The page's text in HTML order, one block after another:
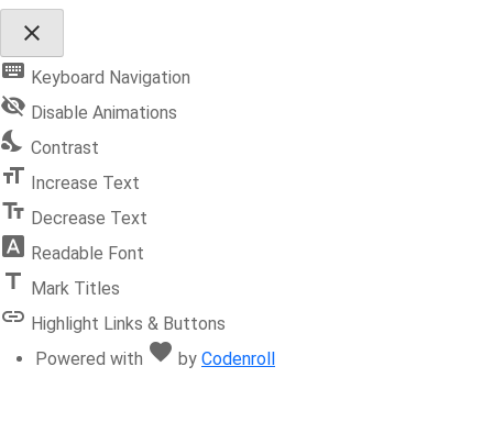
close
Toggle
the
visibility
of
Accessibility
keyboard Keyboard Navigation
visibility_off Disable Animations
nights_stay Contrast
format_size Increase Text
text_fields Decrease Text
font_download Readable Font
title Mark Titles
link Highlight Links & Buttons
Powered with favorite Love
by Codenroll